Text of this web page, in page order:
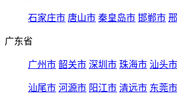
石家庄市 唐山市 秦皇岛市 邯郸市
广东省
广州市 韶关市 深圳市 珠海市 汕头市
汕尾市 河源市 阳江市 清远市 东莞市